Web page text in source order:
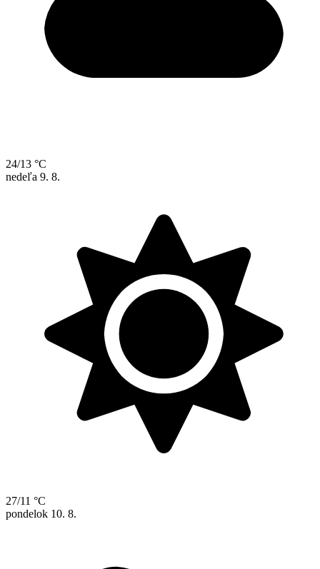
24/13 °C
nedeľa 9. 8.
27/11 °C
pondelok 10. 8.